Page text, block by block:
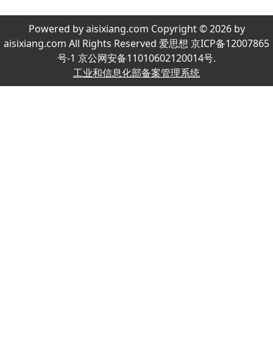
Powered by aisixiang.com Copyright © 2026 by
aisixiang.com All Rights Reserved 爱思想 京ICP备12007865
号-1 京公网安备11010602120014号.
工业和信息化部备案管理系统